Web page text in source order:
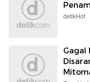
detikHot
Gagal